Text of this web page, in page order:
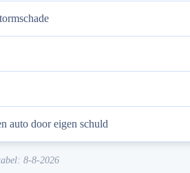
auto door eigen schuld
8-8-2026